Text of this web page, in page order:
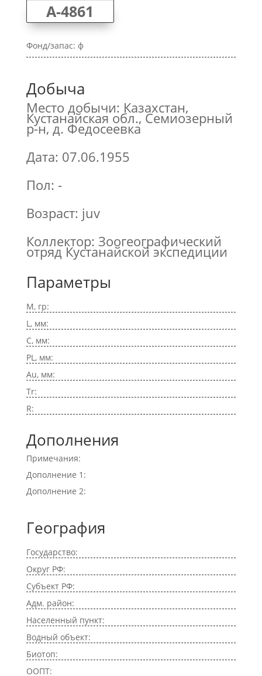
A-4861
Фонд/запас: ф
Добыча
Место добычи: Казахстан,
Кустанайская обл., Семиозерный
р-н, д. Федосеевка
Дата: 07.06.1955
Пол: -
Возраст: juv
Коллектор: Зоогеографический
отряд Кустанайской экспедиции
Параметры
M, гр:
L, мм:
C, мм:
PL, мм:
Au, мм:
Tr:
R:
Дополнения
Примечания:
Дополнение 1:
Дополнение 2:
География
Государство:
Округ РФ:
Субъект РФ:
Адм. район:
Населенный пункт:
Водный объект:
Биотоп:
ООПТ: